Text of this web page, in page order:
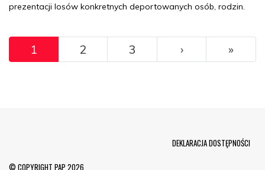
prezentacji losów konkretnych deportowanych osób, rodzin.
Pagination
1 2 3 ››› »
© COPYRIGHT PAP 2026
DEKLARACJA DOSTĘPNOŚCI